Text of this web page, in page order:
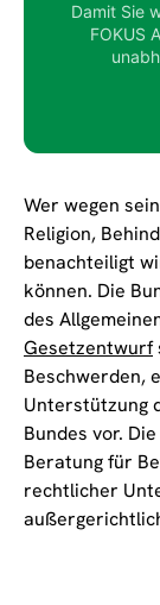
Damit Sie
FOKUS
Wer wegen
Religion,
benachteiligt
können. Die
des
Gesetzentwurf
Beschwerden,
Unterstützung
Bundes vor.
Beratung für
rechtlicher